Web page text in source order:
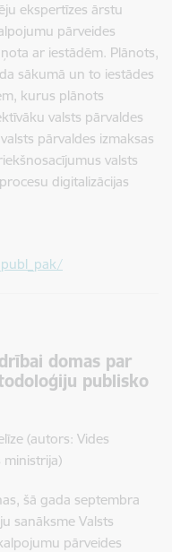
ekspertīzes ārstu
pārveides
ar iestādēm. Plānots,
sākumā un to iestādes
kurus plānots
valsts pārvaldes
pārvaldes izmaksas
valsts
digitalizācijas
domas par
publisko
(autors: Vides
ministrija)
šā gada septembra
sanāksme Valsts
pārveides